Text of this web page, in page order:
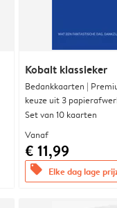
Kobalt klassieker
Bedankkaarten |
keuze uit 3
Set van 10 kaarten
Vanaf
€ 11,99
offers Elke dag lage